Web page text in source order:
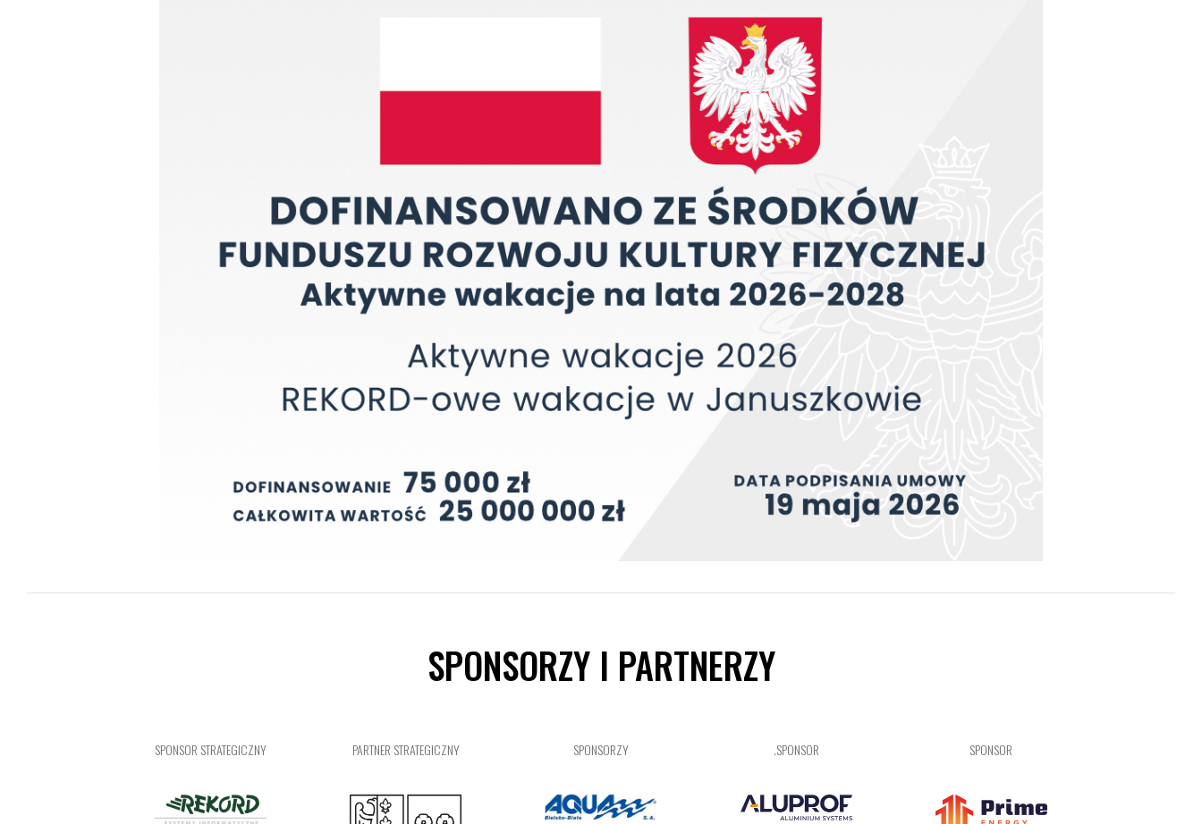
SPONSORZY I PARTNERZY
SPONSOR STRATEGICZNY PARTNER STRATEGICZNY SPONSORZY .SPONSOR SPONSOR